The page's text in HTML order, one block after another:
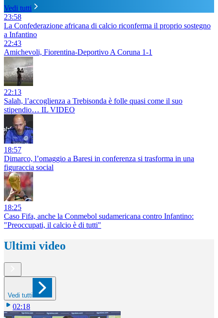
Vedi tutti
23:58
La Confederazione africana di calcio riconferma il proprio sostegno
a Infantino
22:43
Amichevoli, Fiorentina-Deportivo A Coruna 1-1
22:13
Salah, l’accoglienza a Trebisonda è folle quasi come il suo
stipendio… IL VIDEO
18:57
Dimarco, l’omaggio a Baresi in conferenza si trasforma in una
figuraccia social
18:25
Caso Fifa, anche la Conmebol sudamericana contro Infantino:
"Preoccupati, il calcio è di tutti"
Ultimi video
Vedi tutti
02:18